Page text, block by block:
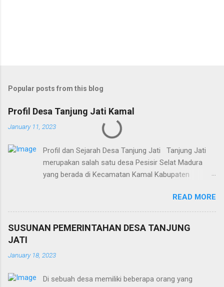
Popular posts from this blog
Profil Desa Tanjung Jati Kamal
January 11, 2023
Profil dan Sejarah Desa Tanjung Jati Tanjung Jati
merupakan salah satu desa Pesisir Selat Madura
yang berada di Kecamatan Kamal Kabupaten
pembongkaran dan bahkan pemotongan kapal.
desa itu pohon jati tersebut selalu banyak sekali,
disebutkan pohon jati yang ada di wilayah Bangkalan
READ MORE
SUSUNAN PEMERINTAHAN DESA TANJUNG
JATI
January 18, 2023
Di sebuah desa memiliki beberapa orang yang